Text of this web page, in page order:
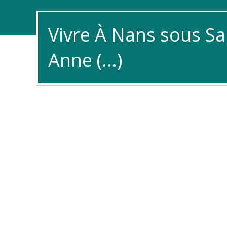
Vivre À Nans sous
Anne (...)